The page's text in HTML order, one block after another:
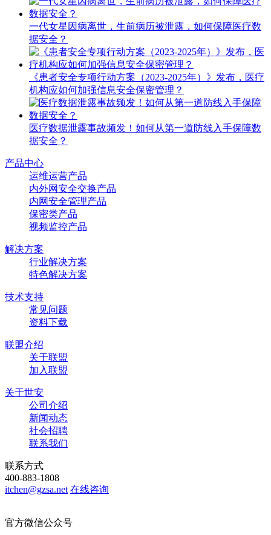
一代女星因病离世，生前病历被泄露，如何保障医疗数
据安全？
《患者安全专项行动方案（2023-2025年）》发布，医疗
机构应如何加强信息安全保密管理？
医疗数据泄露事故频发！如何从第一道防线入手保障数
据安全？
产品中心
运维运营产品
内外网安全交换产品
内网安全管理产品
保密类产品
视频监控产品
解决方案
行业解决方案
特色解决方案
技术支持
常见问题
资料下载
联盟介绍
关于联盟
加入联盟
关于世安
公司介绍
新闻动态
社会招聘
联系我们
联系方式
400-883-1808
itchen@gzsa.net 在线咨询
官方微信公众号